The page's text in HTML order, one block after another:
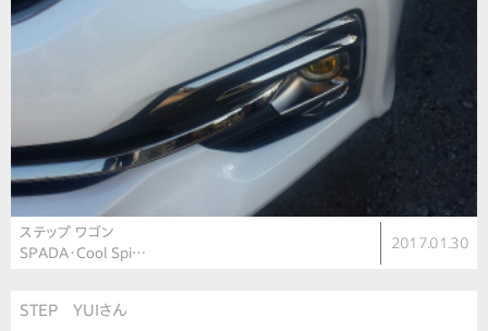
ステップ ワゴン
SPADA・Cool Spi…
2017.01.30
STEP YUIさん